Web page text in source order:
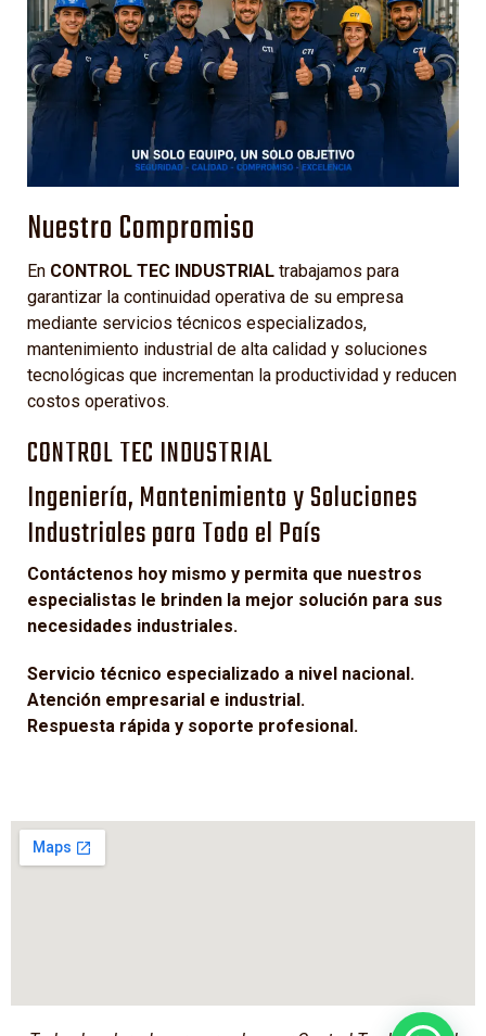
Nuestro Compromiso
En CONTROL TEC INDUSTRIAL trabajamos para
garantizar la continuidad operativa de su empresa
mediante servicios técnicos especializados,
mantenimiento industrial de alta calidad y soluciones
tecnológicas que incrementan la productividad y reducen
costos operativos.
CONTROL TEC INDUSTRIAL
Ingeniería, Mantenimiento y Soluciones
Industriales para Todo el País
Contáctenos hoy mismo y permita que nuestros
especialistas le brinden la mejor solución para sus
necesidades industriales.
Servicio técnico especializado a nivel nacional.
Atención empresarial e industrial.
Respuesta rápida y soporte profesional.